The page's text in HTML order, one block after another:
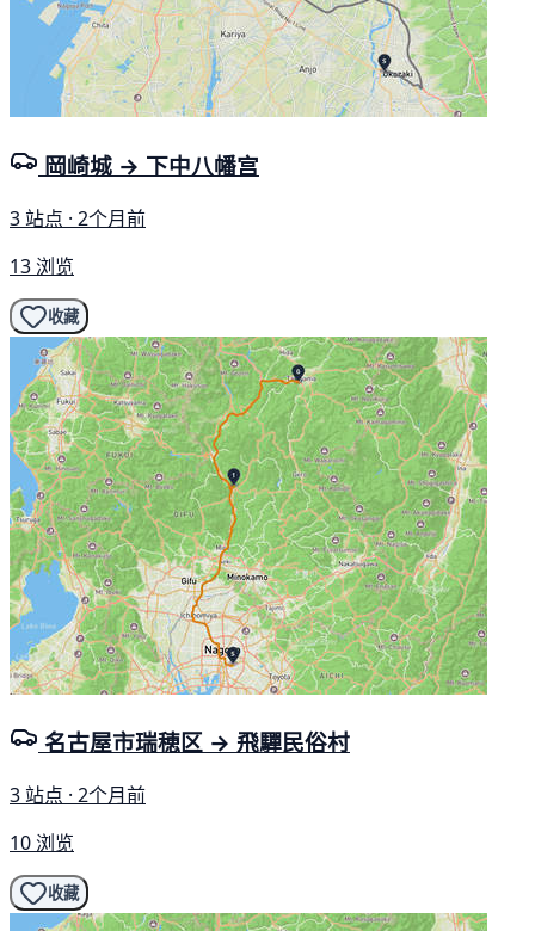
岡崎城 → 下中八幡宫
3 站点 · 2个月前
13 浏览
收藏
名古屋市瑞穂区 → 飛驒民俗村
3 站点 · 2个月前
10 浏览
收藏